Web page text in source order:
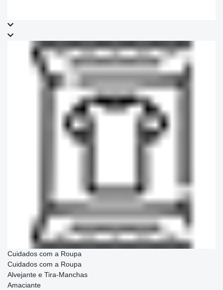
Cuidados com a Roupa
Cuidados com a Roupa
Alvejante e Tira-Manchas
Amaciante